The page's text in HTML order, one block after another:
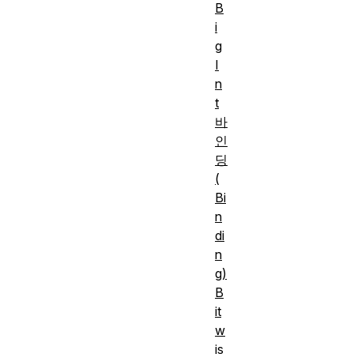
B
i
g
I
n
t
바
인
딩
(
Bi
n
di
n
g)
B
it
w
is